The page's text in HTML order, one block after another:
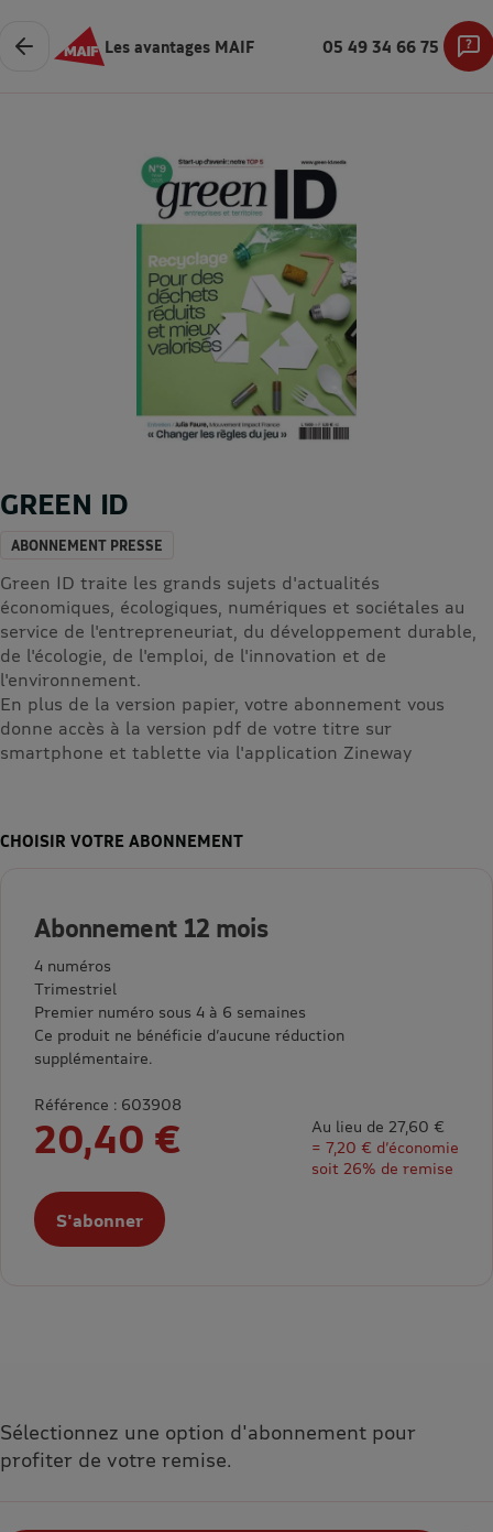
Les avantages MAIF 05 49 34 66 75
GREEN ID
ABONNEMENT PRESSE
Green ID traite les grands sujets d'actualités
économiques, écologiques, numériques et sociétales au
service de l'entrepreneuriat, du développement durable,
de l'écologie, de l'emploi, de l'innovation et de
l'environnement.
En plus de la version papier, votre abonnement vous
donne accès à la version pdf de votre titre sur
smartphone et tablette via l'application Zineway
CHOISIR VOTRE ABONNEMENT
Abonnement 12 mois
4 numéros
Trimestriel
Premier numéro sous 4 à 6 semaines
Ce produit ne bénéficie d’aucune réduction
supplémentaire.
Référence : 603908
20,40 €
Au lieu de 27,60 €
= 7,20 € d’économie
soit 26% de remise
S'abonner
Sélectionnez une option d'abonnement pour
profiter de votre remise.